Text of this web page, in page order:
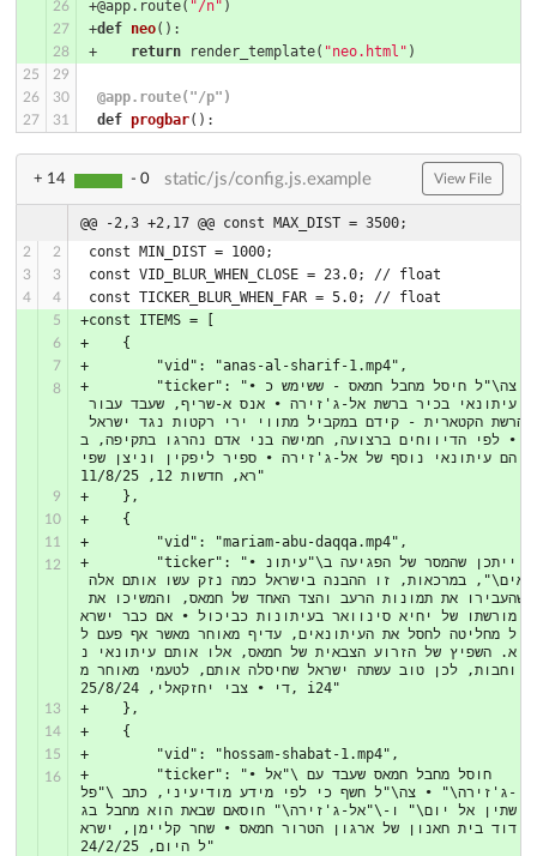
26 +@app.route( "/n" )
27 +def neo() :
28 + return render_template( "neo.html" )
25
29
26
30 @app.route("/p")
27 31 def progbar() :
+ 14 - 0 static/js/config.js.example View File
@@ -2,3 +2,17 @@ const MAX_DIST = 3500;
2 2 const MIN_DIST = 1000;
3 3 const VID_BLUR_WHEN_CLOSE = 23.0; // float
4 4 const TICKER_BLUR_WHEN_FAR = 5.0; // float
5 +const ITEMS = [
6 +    {
7 +        "vid": "anas-al-sharif-1.mp4",
8
+        "ticker": "• צה\"ל חיסל מחבל חמאס - ששימש כ
• לפי הדיווחים ברצועה, חמישה בני אדם נהרגו בתקיפה, ב
הם עיתונאי נוסף של אל-ג'זירה • ספיר ליפקין וניצן שפי
רא, חדשות 12, 11/8/25"
9 +    },
10 +    {
11 +        "vid": "mariam-abu-daqqa.mp4",
12
+        "ticker": "• ייתכן שהמסר של הפגיעה ב\"עיתונ
מורשתו של יחיא סינוואר בעיתונות כביכול • אם כבר ישרא
ל מחליטה לחסל את העיתונאים, עדיף מאוחר מאשר אף פעם ל
א. השפיץ של הזרוע הצבאית של חמאס, אלו אותם עיתונאי נ
וחבות, לכן טוב עשתה ישראל שחיסלה אותם, לטעמי מאוחר מ
די • צבי יחזקאלי, 25/8/24, i24"
13 +    },
14 +    {
15 +        "vid": "hossam-shabat-1.mp4",
16
+        "ticker": "• חוסל מחבל חמאס שעבד עם \"אל
-ג'זירה\" • צה\"ל חשף כי לפי מידע מודיעיני, כתב \"פל
שתין אל יום\" ו-\"אל-ג'זירה\" חוסאם שבאת הוא מחבל בג
דוד בית חאנון של ארגון הטרור חמאס • שחר קליימן, ישרא
ל היום, 24/2/25"